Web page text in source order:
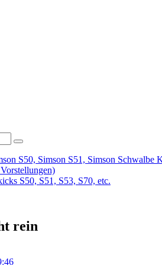
S50, Simson S51, Simson Schwalbe
S50, S51, S53, S70, etc.
rein